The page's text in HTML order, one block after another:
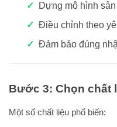
Dựng mô hình
Điều chỉnh theo
Đảm bảo đúng
Bước 3: Chọn chất
Một số chất liệu phổ biến: